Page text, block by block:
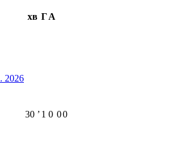
хв ГА
2026
30 ʼ 1 0 00